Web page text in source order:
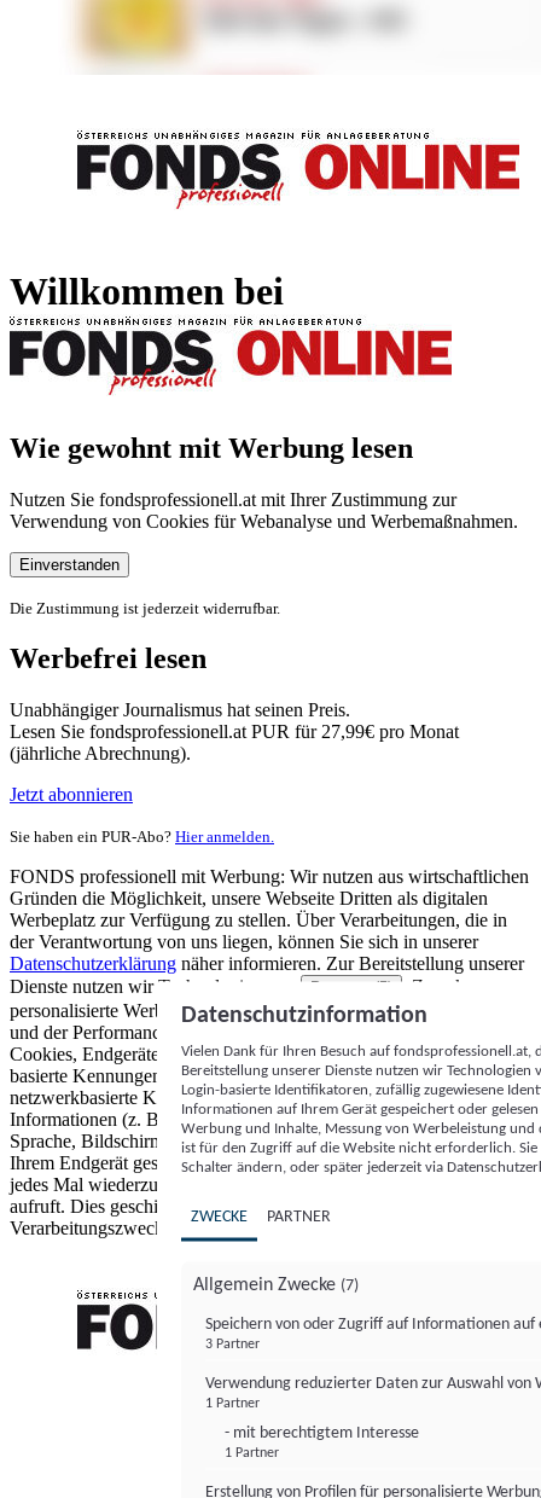
Willkommen bei
Wie gewohnt mit Werbung lesen
Nutzen Sie fondsprofessionell.at mit Ihrer Zustimmung zur
Verwendung von Cookies für Webanalyse und Werbemaßnahmen.
Einverstanden
Die Zustimmung ist jederzeit widerrufbar.
Werbefrei lesen
Unabhängiger Journalismus hat seinen Preis.
Lesen Sie fondsprofessionell.at PUR für 27,99€ pro Monat
(jährliche Abrechnung).
Jetzt abonnieren
Sie haben ein PUR-Abo? Hier anmelden.
FONDS professionell mit Werbung: Wir nutzen aus wirtschaftlichen
Gründen die Möglichkeit, unsere Webseite Dritten als digitalen
Werbeplatz zur Verfügung zu stellen. Über Verarbeitungen, die in
der Verantwortung von uns liegen, können Sie sich in unserer
Datenschutzerklärung näher informieren. Zur Bereitstellung unserer
Dienste nutzen wir Technologien von
Partnern (5)
. Zwecke:
personalisierte Werbung und Inhalte, Messung von Werbeleistung
und der Performance von Inhalten sowie Zielgruppenforschung.
Cookies, Endgeräte- oder ähnliche Online-Kennungen (z. B. login-
basierte Kennungen, zufällig generierte Kennungen,
netzwerkbasierte Kennungen) können zusammen mit anderen
Informationen (z. B. Browsertyp und Browserinformationen,
Sprache, Bildschirmgröße, unterstützte Technologien usw.) auf
Ihrem Endgerät gespeichert oder von dort ausgelesen werden, um es
jedes Mal wiederzuerkennen, wenn es eine App oder einer Webseite
aufruft. Dies geschieht für einen oder mehrere der hier aufgeführten
Verarbeitungszwecke.
Datenschutzinformation
Vielen Dank für Ihren Besuch auf
Bereitstellung unserer Dienste nutzen wir Technologien
Login-basierte Identifikatoren, zufällig zugewiesene
Informationen auf Ihrem Gerät gespeichert oder
Werbung und Inhalte, Messung von Werbeleistung
ist für den Zugriff auf die Website nicht erforderlich.
Schalter ändern, oder später jederzeit via
ZWECKE PARTNER
Allgemein Zwecke (7)
Speichern von oder Zugriff auf Informationen auf
3 Partner
Verwendung reduzierter Daten zur Auswahl von
1 Partner
- mit berechtigtem Interesse
1 Partner
Erstellung von Profilen für personalisierte
FONDS professionell